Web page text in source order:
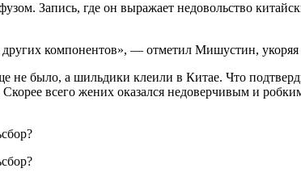
Запись, где он выражает недовольство
компонентов», — отметил Мишустин,
не было, а шильдики клеили в Китае. Что
всего жених оказался недоверчивым и